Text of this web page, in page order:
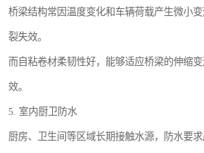
桥梁结构常因温度变化和车辆荷载产生微小
裂失效。
而自粘卷材柔韧性好，能够适应桥梁的伸缩
效。
5. 室内厨卫防水
厨房、卫生间等区域长期接触水源，防水要求